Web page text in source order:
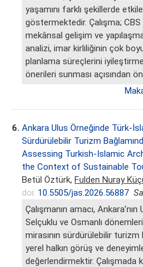
yaşamını farklı şekillerde
göstermektedir. Çalışma;
mekânsal gelişim ve
analizi, imar kirliliğinin çok
planlama süreçlerini
önerileri sunması açısından
6. Ankara Ulus Örneğinde Türk-
Sürdürülebilir Turizm
Assessing Turkish-Islamic
the Context of Sustainable
Betül Öztürk, Fulden Nuray
doi: 10.5505/jas.2026.56887
Çalışmanın amacı,
Selçuklu ve Osmanlı
mirasının sürdürülebilir
yerel halkın görüş ve
değerlendirmektir.